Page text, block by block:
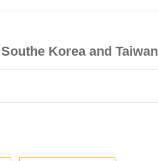
Korea and Taiwan